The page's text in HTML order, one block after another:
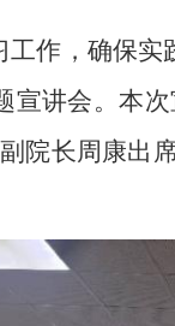
作，确保
宣讲会。本
院长周康出